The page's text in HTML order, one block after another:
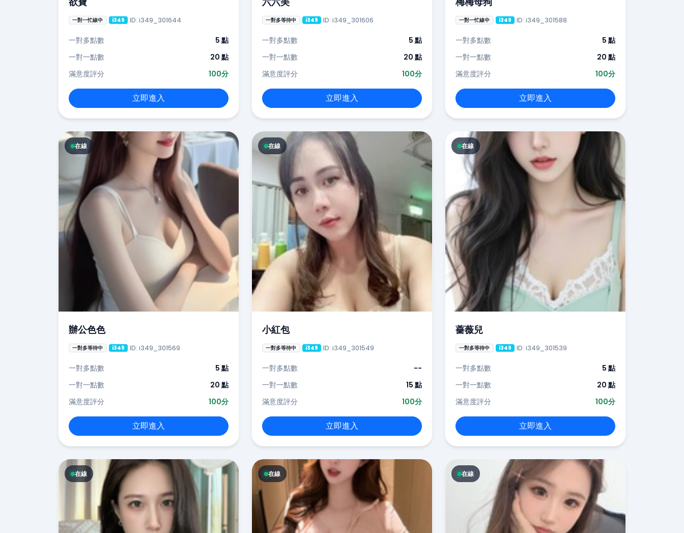
一對一忙線中 i349 ID: i349_301644
一對多點數
5 點
一對一點數
20 點
滿意度評分
100分
立即進入
一對多等待中 i349 ID: i349_301606
一對多點數
5 點
一對一點數
20 點
滿意度評分
100分
立即進入
一對一忙線中 i349 ID: i349_301588
一對多點數
5 點
一對一點數
20 點
滿意度評分
100分
立即進入
在線
辦公色色
一對多等待中 i349 ID: i349_301569
一對多點數
5 點
一對一點數
20 點
滿意度評分
100分
立即進入
在線
小紅包
一對多等待中 i349 ID: i349_301549
一對多點數
--
一對一點數
15 點
滿意度評分
100分
立即進入
在線
薔薇兒
一對多等待中 i349 ID: i349_301539
一對多點數
5 點
一對一點數
20 點
滿意度評分
100分
立即進入
在線 在線 在線